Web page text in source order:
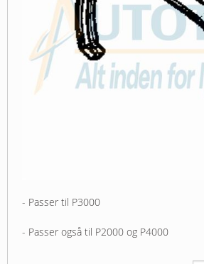
- Passer til P3000
- Passer også til P2000 og P4000